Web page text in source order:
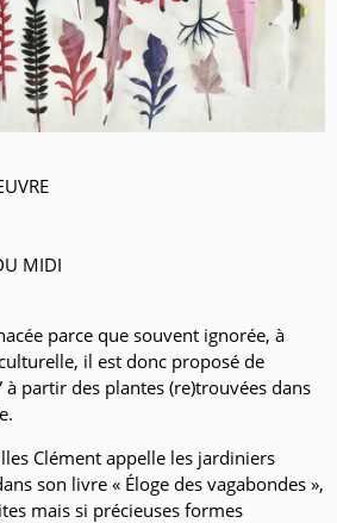
MIDI
parce que souvent ignorée, à
il est donc proposé de
à partir des plantes (re)trouvées dans
Clément appelle les jardiniers
son livre « Éloge des vagabondes »,
mais si précieuses formes